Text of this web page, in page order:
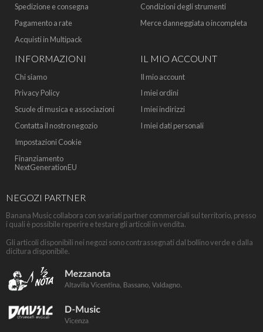
Spedizione e consegna
Pagamento a rate
Acquisti in Multipack
Condizioni degli strumenti
Merce danneggiata o incompleta
INFORMAZIONI
Chi siamo
Privacy Policy
Scuole di musica e associazioni
Contatta il nostro negozio
Impostazioni Cookie
Finanziamento
NextGenerationEU
IL MIO ACCOUNT
Il mio account
I miei ordini
I miei indirizzi
I miei dati personali
NEGOZI PARTNER
Banana Music collabora con svariati partner commerciali sul territorio, presso
i quali è possibile reperire e testare gli articoli in vendita.
Gli articoli disponibili nei negozi sono contrassegnati dal bollino verde e dalla
dicitura disponibile.